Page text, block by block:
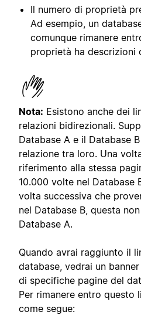
Il numero di proprietà
Ad esempio, un
comunque rimanere
proprietà ha descrizioni
Nota: Esistono anche dei
relazioni bidirezionali.
Database A e il Database
relazione tra loro. Una
riferimento alla stessa
10.000 volte nel Database
volta successiva che
nel Database B, questa
Database A.
Quando avrai raggiunto il
database, vedrai un
di specifiche pagine del
Per rimanere entro questo
come segue: